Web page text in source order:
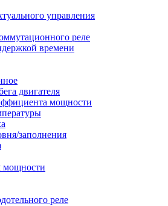
управления
реле
времени
двигателя
мощности
заполнения
мощности
реле